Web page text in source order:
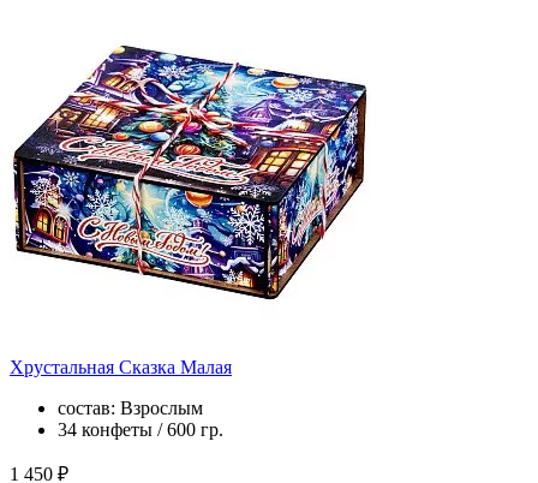
Хрустальная Сказка Малая
состав: Взрослым
34 конфеты / 600 гр.
1 450 ₽